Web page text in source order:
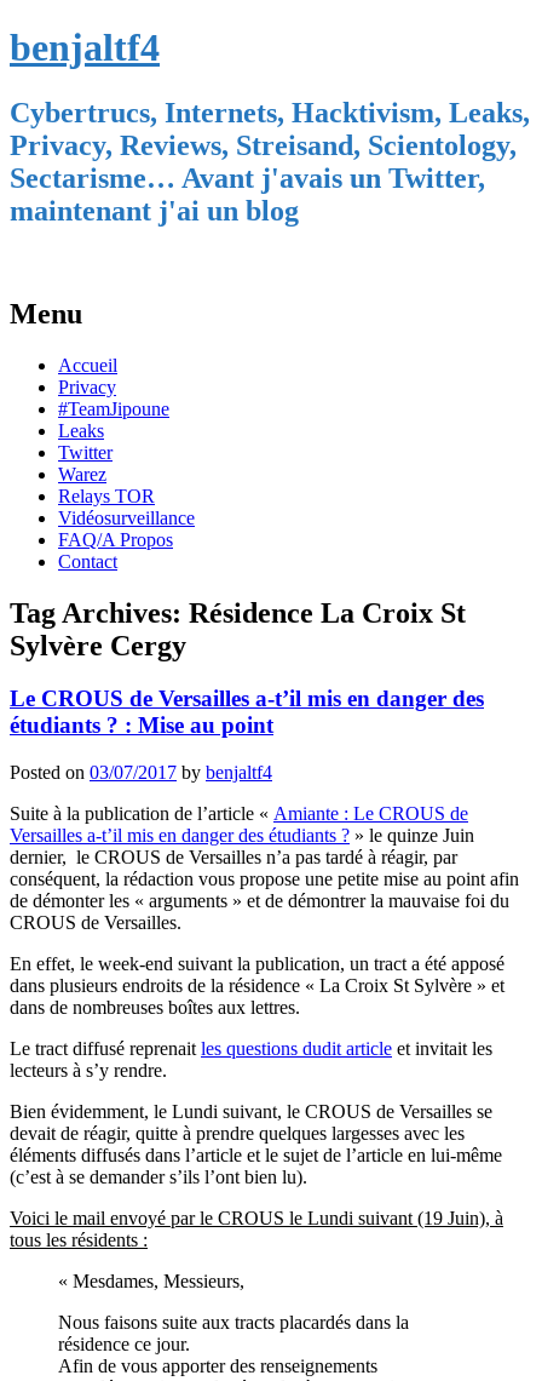
benjaltf4
Cybertrucs, Internets, Hacktivism, Leaks,
Privacy, Reviews, Streisand, Scientology,
Sectarisme… Avant j'avais un Twitter,
maintenant j'ai un blog
Menu
Skip
content
Accueil
Privacy
#TeamJipoune
Leaks
Twitter
Warez
Relays TOR
Vidéosurveillance
FAQ/A Propos
Contact
Tag Archives: Résidence La Croix St
Sylvère Cergy
Le CROUS de Versailles a-t’il mis en danger des
étudiants ? : Mise au point
Posted on 03/07/2017 by benjaltf4
Suite à la publication de l’article « Amiante : Le CROUS de
Versailles a-t’il mis en danger des étudiants ? » le quinze Juin
dernier, le CROUS de Versailles n’a pas tardé à réagir, par
conséquent, la rédaction vous propose une petite mise au point afin
de démonter les « arguments » et de démontrer la mauvaise foi du
CROUS de Versailles.
En effet, le week-end suivant la publication, un tract a été apposé
dans plusieurs endroits de la résidence « La Croix St Sylvère » et
dans de nombreuses boîtes aux lettres.
Le tract diffusé reprenait les questions dudit article et invitait les
lecteurs à s’y rendre.
Bien évidemment, le Lundi suivant, le CROUS de Versailles se
devait de réagir, quitte à prendre quelques largesses avec les
éléments diffusés dans l’article et le sujet de l’article en lui-même
(c’est à se demander s’ils l’ont bien lu).
Voici le mail envoyé par le CROUS le Lundi suivant (19 Juin), à
tous les résidents :
« Mesdames, Messieurs,
Nous faisons suite aux tracts placardés dans la
résidence ce jour.
Afin de vous apporter des renseignements